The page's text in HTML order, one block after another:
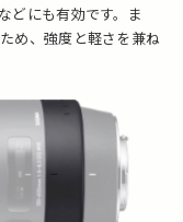
どにも有効です。ま
め、強度と軽さを兼ね